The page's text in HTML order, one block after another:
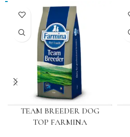
TEAM BREEDER DOG
TOP FARMINA